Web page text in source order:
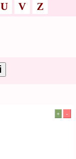
U V Z
+ -